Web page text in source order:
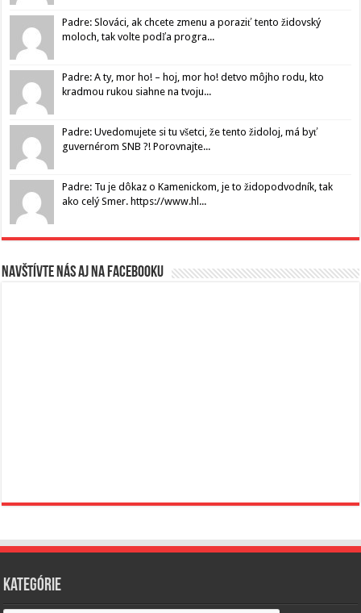
Padre: Slováci, ak chcete zmenu a poraziť tento židovský
moloch, tak volte podľa progra...
Padre: A ty, mor ho! – hoj, mor ho! detvo môjho rodu, kto
kradmou rukou siahne na tvoju...
Padre: Uvedomujete si tu všetci, že tento židoloj, má byť
guvernérom SNB ?! Porovnajte...
Padre: Tu je dôkaz o Kamenickom, je to židopodvodník, tak
ako celý Smer. https://www.hl...
Navštívte nás aj na Facebooku
Kategórie